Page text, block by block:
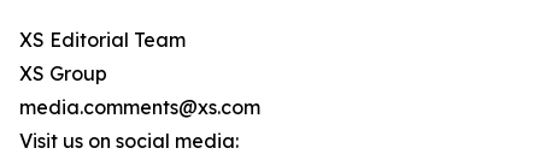
XS Editorial Team
XS Group
media.comments@xs.com
Visit us on social media: